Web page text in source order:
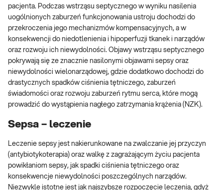
pacjenta. Podczas wstrząsu septycznego w wyniku nasilenia
uogólnionych zaburzeń funkcjonowania ustroju dochodzi do
przekroczenia jego mechanizmów kompensacyjnych, a w
konsekwencji do niedotlenienia i hipoperfuzji tkanek i narządów
oraz rozwoju ich niewydolności. Objawy wstrząsu septycznego
pokrywają się ze znacznie nasilonymi objawami sepsy oraz
niewydolności wielonarządowej, gdzie dodatkowo dochodzi do
drastycznych spadków ciśnienia tętniczego, zaburzeń
świadomości oraz rozwoju zaburzeń rytmu serca, które mogą
prowadzić do wystąpienia nagłego zatrzymania krążenia (NZK).
Sepsa – leczenie
Leczenie sepsy jest nakierunkowane na zwalczanie jej przyczyn
(antybiotykoterapia) oraz walkę z zagrażającym życiu pacjenta
powikłaniom sepsy, jak spadki ciśnienia tętniczego oraz
konsekwencje niewydolności poszczególnych narządów.
Niezwykle istotne jest jak najszybsze rozpoczęcie leczenia, gdyż